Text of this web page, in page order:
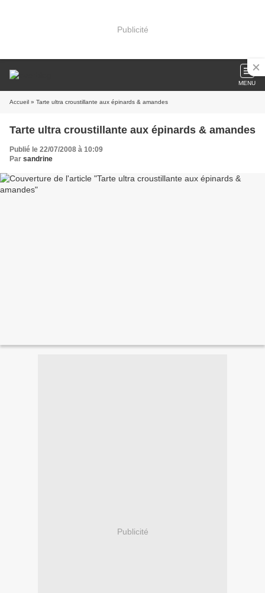
Publicité
MENU
Accueil » Tarte ultra croustillante aux épinards & amandes
Tarte ultra croustillante aux épinards & amandes
Publié le 22/07/2008 à 10:09
Par sandrine
Publicité